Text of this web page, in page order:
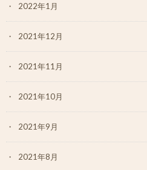
2022年1月
2021年12月
2021年11月
2021年10月
2021年9月
2021年8月